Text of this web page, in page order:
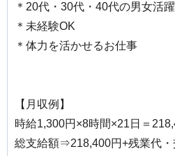
＊20代・30代・40代の男女活
＊未経験OK
＊体力を活かせるお仕事
【月収例】
時給1,300円×8時間×21日＝
総支給額⇒218,400円+残業代・